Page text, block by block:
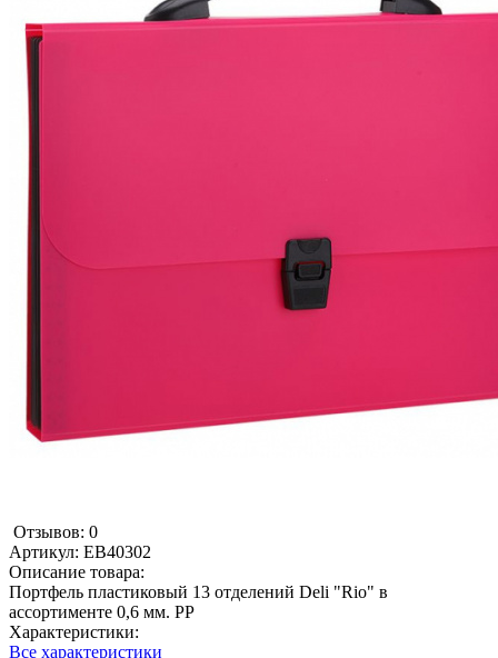
Отзывов: 0
Артикул: EB40302
Описание товара:
Портфель пластиковый 13 отделений Deli "Rio" в
ассортименте 0,6 мм. PP
Характеристики:
Все характеристики